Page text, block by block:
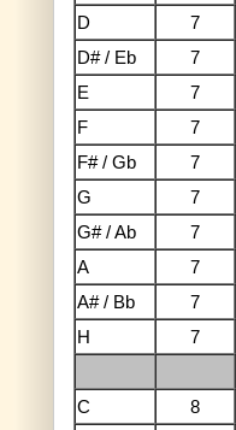
D 7
D# / Eb
7
E
7
F
7
F# / Gb
7
G
7
G# / Ab
7
A
7
A# / Bb
7
H
7
C 8